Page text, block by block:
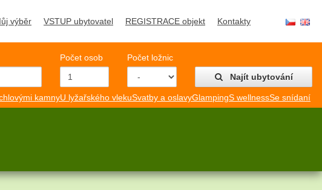
výběr VSTUP ubytovatel REGISTRACE objekt Kontakty
Počet osob
Počet ložnic
Najít ubytování
kamnyU lyžařského vlekuSvatby a oslavyGlampingS wellnessSe snídaní